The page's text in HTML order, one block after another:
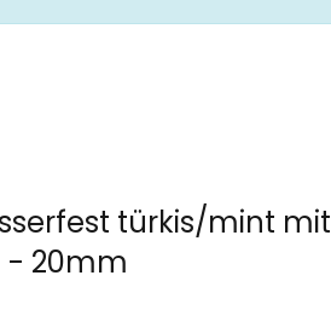
türkis/mint mit
- 20mm